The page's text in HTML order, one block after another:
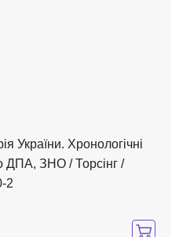
України. Хронологічні
ДПА, ЗНО / Торсінг /
2